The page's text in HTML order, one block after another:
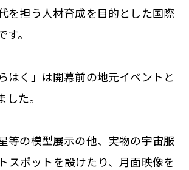
を担う人材育成を目的とした国際
。
はく」は開幕前の地元イベントと
した。
等の模型展示の他、実物の宇宙服
スポットを設けたり、月面映像を